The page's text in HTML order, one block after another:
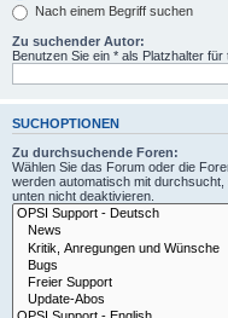
Nach einem Begriff suchen
Zu suchender Autor:
Benutzen Sie ein * als Platzhalter für
SUCHOPTIONEN
Zu durchsuchende Foren:
Wählen Sie das Forum oder die
werden automatisch mit
unten nicht deaktivieren.